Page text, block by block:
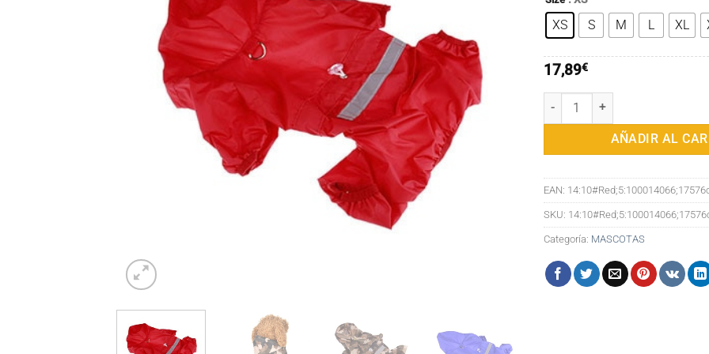
XS S M L XL
17,89€
Chubasquero con capucha
AÑADIR AL
EAN:
SKU:
Categoría: MASCOTAS